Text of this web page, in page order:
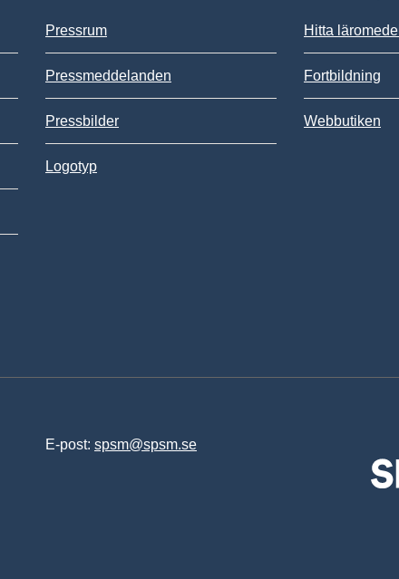
Pressrum
Pressmeddelanden
Pressbilder
Logotyp
Hitta läromedel
Fortbildning
Webbutiken
E-post: spsm@spsm.se